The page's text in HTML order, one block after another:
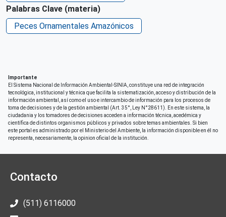
Palabras Clave (materia)
Peces Ornamentales Amazónicos
Importante
El Sistema Nacional de Información Ambiental-SINIA, constituye una red de integración
tecnológica, institucional y técnica que facilita la sistematización, acceso y distribución de la
información ambiental, así como el uso e intercambio de información para los procesos de
toma de decisiones y de la gestión ambiental (Art. 35°, Ley N°28611). En este sistema, la
ciudadania y los tomadores de decisiones acceden a información técnica, acedémica y
científica de distintos organismos públicos y privados sobre temas ambientales. Si bien
este portal es administrado por el Ministerio del Ambiente, la información disponible en él no
representa, necesariamente, la opinion oficial de la institución.
Contacto
(511) 6116000